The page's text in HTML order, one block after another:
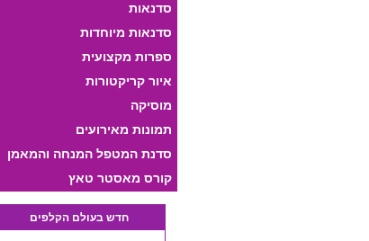
סדנאות
סדנאות מיוחדות
ספרות מקצועית
איור קריקטורות
מוסיקה
תמונות מאירועים
סדנת המטפל המנחה והמאמן
היצירתי
קורס מאסטר טאץ
חדש בעולם הקלפים